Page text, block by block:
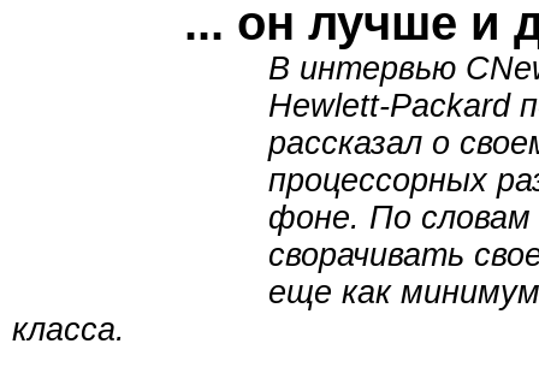
... он лучше и
В интервью
Hewlett-Packard
рассказал о
процессорных
фоне. По
сворачивать
еще как
класса.